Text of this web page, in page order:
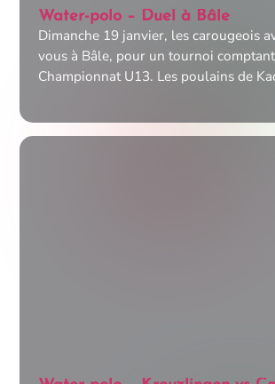
Water-polo – Duel à Bâle
Dimanche 19 janvier, les carougeois
vous à Bâle, pour un tournoi
Championnat U13. Les poulains de